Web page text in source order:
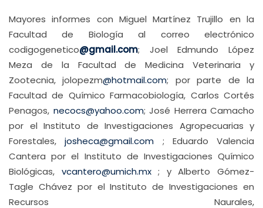
Mayores informes con Miguel Martínez Trujillo en la
Facultad de Biología al correo electrónico
codigogenetico@gmail.com; Joel Edmundo López
Meza de la Facultad de Medicina Veterinaria y
Zootecnia, jolopezm@hotmail.com; por parte de la
Facultad de Químico Farmacobiología, Carlos Cortés
Penagos, necocs@yahoo.com; José Herrera Camacho
por el Instituto de Investigaciones Agropecuarias y
Forestales,josheca@gmail.com ; Eduardo Valencia
Cantera por el Instituto de Investigaciones Químico
Biológicas, vcantero@umich.mx; y Alberto Gómez-
Tagle Chávez por el Instituto de Investigaciones en
Recursos Naurales,